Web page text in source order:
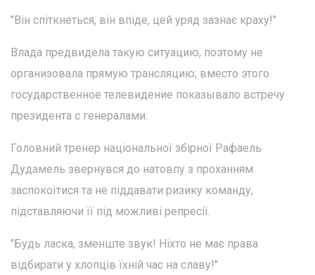
"Він спіткнеться, він впіде, цей уряд зазнає краху!"
Влада предвидела такую ситуацию, поэтому не
организовала прямую трансляцию; вместо этого
государственное телевидение показывало встречу
президента с генералами.
Головний тренер національної збірної Рафаель
Дудамель звернувся до натовпу з проханням
заспокоїтися та не піддавати ризику команду,
підставляючи її під можливі репресії.
"Будь ласка, зменште звук! Ніхто не має права
відбирати у хлопців їхній час на славу!"